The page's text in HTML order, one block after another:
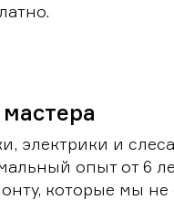
электрики и
опыт от 6
которые мы